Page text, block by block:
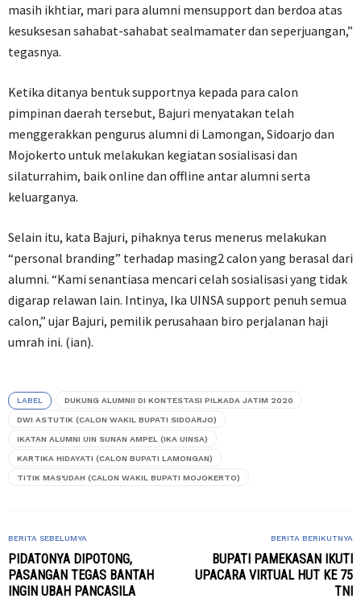
masih ikhtiar, mari para alumni mensupport dan berdoa atas
kesuksesan sahabat-sahabat sealmamater dan seperjuangan,”
tegasnya.
Ketika ditanya bentuk supportnya kepada para calon
pimpinan daerah tersebut, Bajuri menyatakan telah
menggerakkan pengurus alumni di Lamongan, Sidoarjo dan
Mojokerto untuk melakukan kegiatan sosialisasi dan
silaturrahim, baik online dan offline antar alumni serta
keluarganya.
Selain itu, kata Bajuri, pihaknya terus menerus melakukan
“personal branding” terhadap masing2 calon yang berasal dari
alumni. “Kami senantiasa mencari celah sosialisasi yang tidak
digarap relawan lain. Intinya, Ika UINSA support penuh semua
calon,” ujar Bajuri, pemilik perusahaan biro perjalanan haji
umrah ini. (ian).
LABEL DUKUNG ALUMNII DI KONTESTASI PILKADA JATIM 2020
DWI ASTUTIK (CALON WAKIL BUPATI SIDOARJO)
IKATAN ALUMNI UIN SUNAN AMPEL (IKA UINSA)
KARTIKA HIDAYATI (CALON BUPATI LAMONGAN)
TITIK MAS'UDAH (CALON WAKIL BUPATI MOJOKERTO)
BERITA SEBELUMYA
PIDATONYA DIPOTONG,
PASANGAN TEGAS BANTAH
INGIN UBAH PANCASILA
BERITA BERIKUTNYA
BUPATI PAMEKASAN IKUTI
UPACARA VIRTUAL HUT KE 75
TNI